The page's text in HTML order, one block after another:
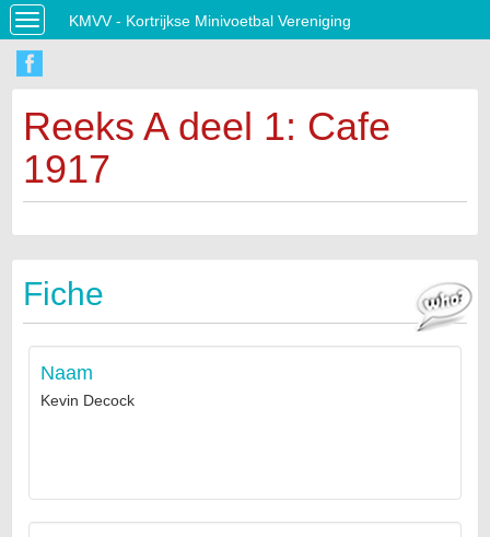
Toggle
navigation
KMVV - Kortrijkse Minivoetbal Vereniging
Reeks A deel 1: Cafe
1917
Fiche
Naam
Kevin Decock